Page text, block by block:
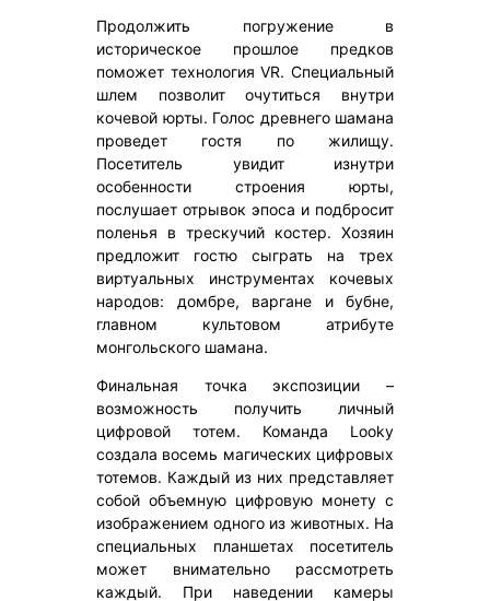
Продолжить погружение в
историческое прошлое предков
поможет технология VR. Специальный
шлем позволит очутиться внутри
кочевой юрты. Голос древнего шамана
проведет гостя по жилищу.
Посетитель увидит изнутри
особенности строения юрты,
послушает отрывок эпоса и подбросит
поленья в трескучий костер. Хозяин
предложит гостю сыграть на трех
виртуальных инструментах кочевых
народов: домбре, варгане и бубне,
главном культовом атрибуте
монгольского шамана.
Финальная точка экспозиции –
возможность получить личный
цифровой тотем. Команда Looky
создала восемь магических цифровых
тотемов. Каждый из них представляет
собой объемную цифровую монету с
изображением одного из животных. На
специальных планшетах посетитель
может внимательно рассмотреть
каждый. При наведении камеры